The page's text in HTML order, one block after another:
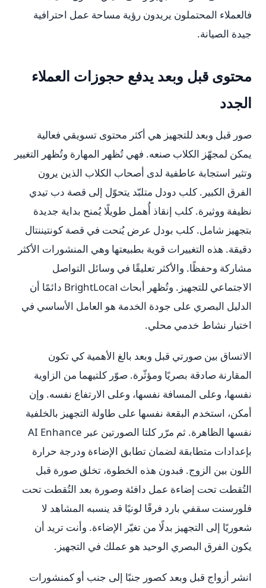
فالعملاء المحتملون يريدون رؤية مساحة عمل احترافية
جيدة الصيانة.
محتوى قبل وبعد يدفع حجوزات العملاء
الجدد
صور قبل وبعد للتجهيز هي أكثر محتوى تسويقي فعالية
يمكن لمجهّز الكلاب صنعه. فهي تُظهر المهارة وتُظهر التغيير
وتثير استجابة عاطفية لدى أصحاب الكلاب الذين يرون
الفرق الكبير. كلب دودل متلبّد يتحوّل إلى قصة دب تيدي
نظيفة ووثيرة. كلب إنقاذ أُهمل طويلًا يُمنح بداية جديدة
بتجهيز شامل. كلب بودل عرض يُنحت في قصة كونتيننتال
دقيقة. هذه التغييرات قوية بطبيعتها وهي المنشورات الأكثر
مشاركة وحفظًا. والأكثر تعليقًا في وسائل التواصل
الاجتماعي للتجهيز. وتُظهر أبحاث BrightLocal دائمًا أن
الدليل البصري على جودة الخدمة هو العامل الأساسي في
اختيار نشاط خدمي محلي.
الاتساق بين صورتي قبل وبعد بالغ الأهمية كي تكون
المقارنة صادقة بصريًا ومؤثّرة. صوّر كلتيهما من الزاوية
نفسها، وعلى المسافة نفسها، وعلى الارتفاع نفسه. وإن
أمكن، استخدم البقعة نفسها على طاولة التجهيز بالخلفية
نفسها الظاهرة. ثم مرّر كلتا الصورتين عبر AI Enhance
بإعدادات متطابقة لضمان تطابق الإضاءة ودرجة حرارة
اللون بين الزوج. فبدون هذه الخطوة، تخلق صورة قبل
التُقطت تحت إضاءة عمل دافئة وصورة بعد التُقطت تحت
فلورسنت سقفي بارد فرقًا لونيًا قد ينسبه المشاهد لا
شعوريًا إلى التجهيز بدلًا من تغيّر الإضاءة. وأنت تريد أن
يكون الفرق البصري الوحيد هو عملك في التجهيز.
انشر أزواج قبل وبعد كصور جنبًا إلى جنب أو كمنشورات